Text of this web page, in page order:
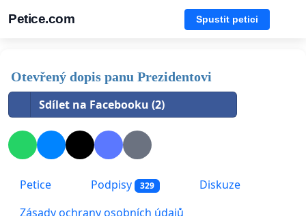
Petice.com Spustit petici
Otevřený dopis panu Prezidentovi
Sdílet na Facebooku (2)
Petice Podpisy 329
Diskuze
Zásady ochrany osobních údajů